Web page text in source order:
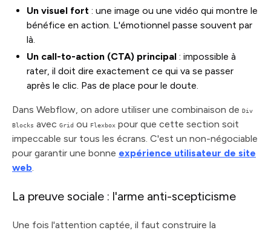
Un visuel fort : une image ou une vidéo qui montre le
bénéfice en action. L'émotionnel passe souvent par
là.
Un call-to-action (CTA) principal : impossible à
rater, il doit dire exactement ce qui va se passer
après le clic. Pas de place pour le doute.
Dans Webflow, on adore utiliser une combinaison de Div
Blocks avec Grid ou Flexbox pour que cette section soit
impeccable sur tous les écrans. C'est un non-négociable
pour garantir une bonne expérience utilisateur de site
web.
La preuve sociale : l'arme anti-scepticisme
Une fois l'attention captée, il faut construire la